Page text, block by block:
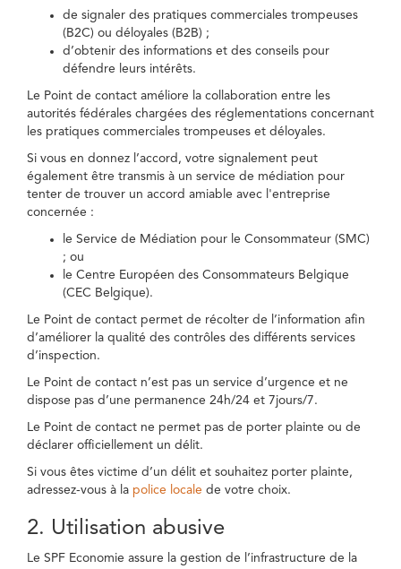
de signaler des pratiques commerciales trompeuses
(B2C) ou déloyales (B2B) ;
d’obtenir des informations et des conseils pour
défendre leurs intérêts.
Le Point de contact améliore la collaboration entre les
autorités fédérales chargées des réglementations concernant
les pratiques commerciales trompeuses et déloyales.
Si vous en donnez l’accord, votre signalement peut
également être transmis à un service de médiation pour
tenter de trouver un accord amiable avec l'entreprise
concernée :
le Service de Médiation pour le Consommateur (SMC)
; ou
le Centre Européen des Consommateurs Belgique
(CEC Belgique).
Le Point de contact permet de récolter de l’information afin
d’améliorer la qualité des contrôles des différents services
d’inspection.
Le Point de contact n’est pas un service d’urgence et ne
dispose pas d’une permanence 24h/24 et 7jours/7.
Le Point de contact ne permet pas de porter plainte ou de
déclarer officiellement un délit.
Si vous êtes victime d’un délit et souhaitez porter plainte,
adressez-vous à la police locale de votre choix.
2. Utilisation abusive
Le SPF Economie assure la gestion de l’infrastructure de la